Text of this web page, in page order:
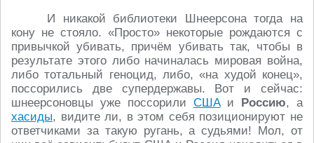
И никакой библиотеки Шнеерсона тогда на
кону не стояло. «Просто» некоторые рождаются с
привычкой убивать, причём убивать так, чтобы в
результате этого либо начиналась мировая война,
либо тотальный геноцид, либо, «на худой конец»,
поссорились две супердержавы. Вот и сейчас:
шнеерсоновцы уже поссорили СШАи Россию, а
хасиды, видите ли, в этом себя позиционируют не
ответчиками за такую ругань, а судьями! Мол, от